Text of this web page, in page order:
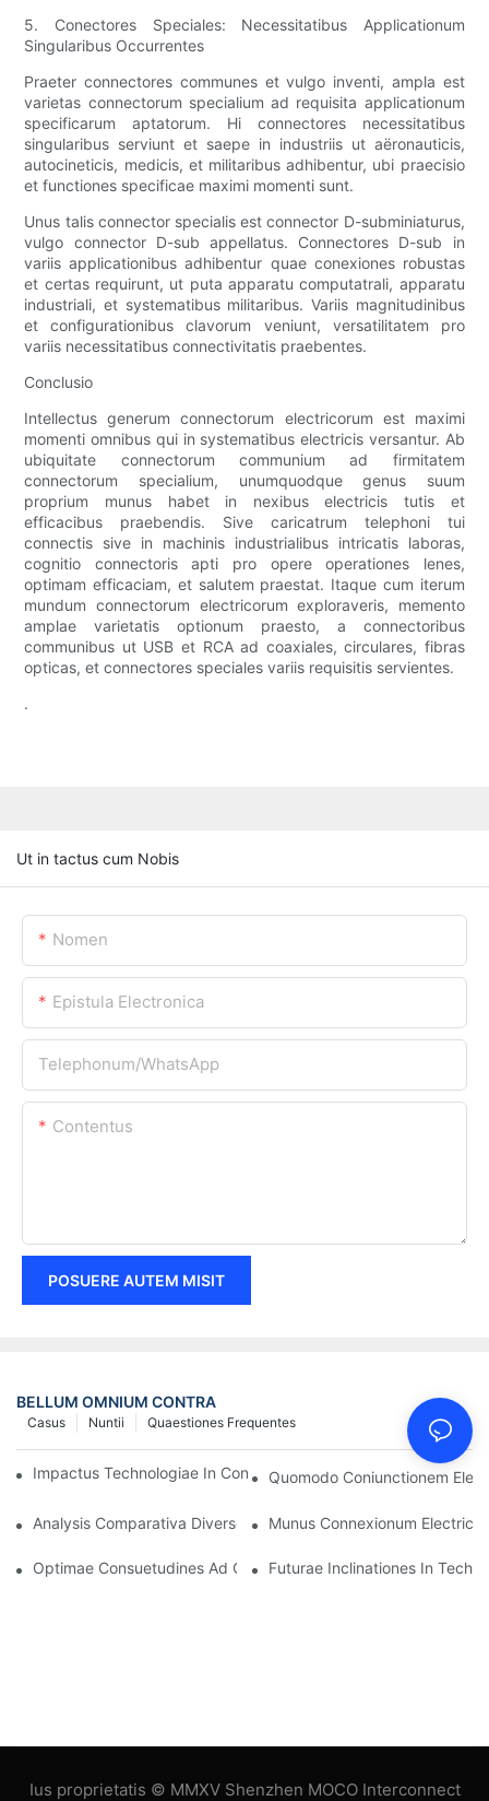
5. Conectores Speciales: Necessitatibus Applicationum
Singularibus Occurrentes
Praeter connectores communes et vulgo inventi, ampla est
varietas connectorum specialium ad requisita applicationum
specificarum aptatorum. Hi connectores necessitatibus
singularibus serviunt et saepe in industriis ut aëronauticis,
autocineticis, medicis, et militaribus adhibentur, ubi praecisio
et functiones specificae maximi momenti sunt.
Unus talis connector specialis est connector D-subminiaturus,
vulgo connector D-sub appellatus. Connectores D-sub in
variis applicationibus adhibentur quae conexiones robustas
et certas requirunt, ut puta apparatu computatrali, apparatu
industriali, et systematibus militaribus. Variis magnitudinibus
et configurationibus clavorum veniunt, versatilitatem pro
variis necessitatibus connectivitatis praebentes.
Conclusio
Intellectus generum connectorum electricorum est maximi
momenti omnibus qui in systematibus electricis versantur. Ab
ubiquitate connectorum communium ad firmitatem
connectorum specialium, unumquodque genus suum
proprium munus habet in nexibus electricis tutis et
efficacibus praebendis. Sive caricatrum telephoni tui
connectis sive in machinis industrialibus intricatis laboras,
cognitio connectoris apti pro opere operationes lenes,
optimam efficaciam, et salutem praestat. Itaque cum iterum
mundum connectorum electricorum exploraveris, memento
amplae varietatis optionum praesto, a connectoribus
communibus ut USB et RCA ad coaxiales, circulares, fibras
opticas, et connectores speciales variis requisitis servientes.
.
Ut in tactus cum Nobis
Nomen
Epistula Electronica
Telephonum/WhatsApp
Contentus
POSUERE AUTEM MISIT
BELLUM OMNIUM CONTRA
Quaestiones Frequentes
Nuntii
Casus
Impactus Technologiae In Conexiones Electricas In Electronicis
Quomodo Coniunctionem
Analysis Comparativa Diversorum Generum Connexionum
Munus Connexionum
Optimae Consuetudines Ad Connexiones Electricas
Futurae Inclinationes In
Ius proprietatis © MMXV Shenzhen MOCO Interconnect